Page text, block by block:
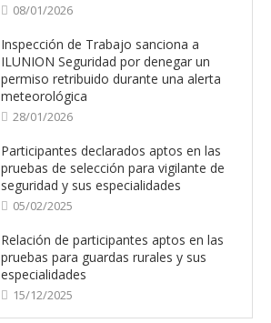
08/01/2026
Inspección de Trabajo sanciona a
ILUNION Seguridad por denegar un
permiso retribuido durante una alerta
meteorológica
28/01/2026
Participantes declarados aptos en las
pruebas de selección para vigilante de
seguridad y sus especialidades
05/02/2025
Relación de participantes aptos en las
pruebas para guardas rurales y sus
especialidades
15/12/2025